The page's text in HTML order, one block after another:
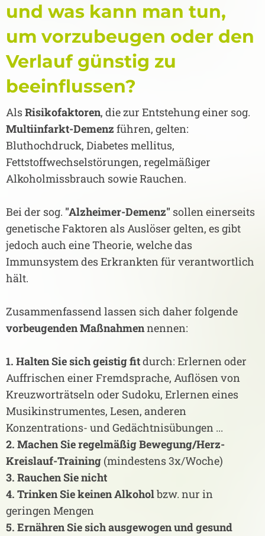
und was kann man tun,
um vorzubeugen oder den
Verlauf günstig zu
beeinflussen?
AlsRisikofaktoren, die zur Entstehung einer sog.
Multiinfarkt-Demenz führen, gelten:
Bluthochdruck, Diabetes mellitus,
Fettstoffwechselstörungen, regelmäßiger
Alkoholmissbrauch sowie Rauchen.
Bei der sog. "Alzheimer-Demenz" sollen einerseits
genetische Faktoren als Auslöser gelten, es gibt
jedoch auch eine Theorie, welche das
Immunsystem des Erkrankten für verantwortlich
hält.
Zusammenfassend lassen sich daher folgende
vorbeugenden Maßnahmennennen:
1. Halten Sie sich geistig fitdurch: Erlernen oder
Auffrischen einer Fremdsprache, Auflösen von
Kreuzworträtseln oder Sudoku, Erlernen eines
Musikinstrumentes, Lesen, anderen
Konzentrations- und Gedächtnisübungen ...
2. Machen Sie regelmäßig Bewegung/Herz-
Kreislauf-Training (mindestens 3x/Woche)
3. Rauchen Sie nicht
4. Trinken Sie keinen Alkoholbzw. nur in
geringen Mengen
5. Ernähren Sie sich ausgewogen und gesund